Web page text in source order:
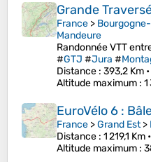
Grande
France >
Mandeure
Randonnée VTT
#GTJ #Jura #
Distance : 393,2 Km •
Altitude maximum :
EuroVélo 6 :
France >Grand Est>
Distance : 1 219,1 Km •
Altitude maximum :